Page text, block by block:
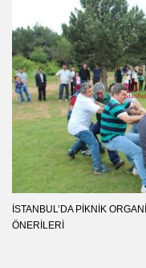
İSTANBUL’DA PIKNIK
ÖNERILERI